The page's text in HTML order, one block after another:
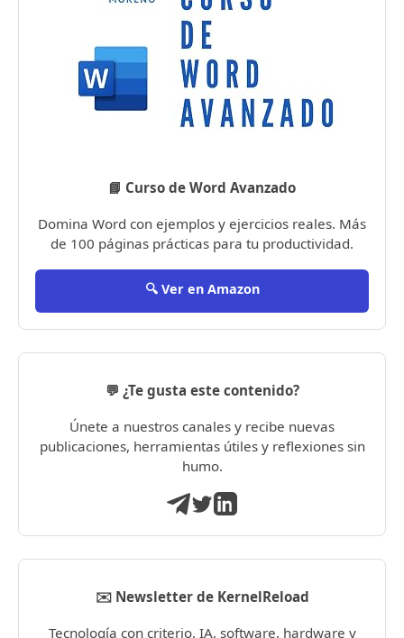
📘 Curso de Word Avanzado
Domina Word con ejemplos y ejercicios reales. Más
de 100 páginas prácticas para tu productividad.
🔍 Ver en Amazon
💬 ¿Te gusta este contenido?
Únete a nuestros canales y recibe nuevas
publicaciones, herramientas útiles y reflexiones sin
humo.
✉️ Newsletter de KernelReload
Tecnología con criterio. IA, software, hardware y